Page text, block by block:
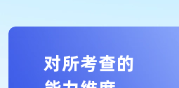
对所考查的